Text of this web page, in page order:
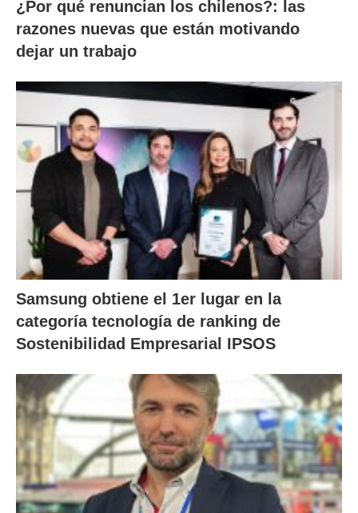
¿Por qué renuncian los chilenos?: las
razones nuevas que están motivando
dejar un trabajo
Samsung obtiene el 1er lugar en la
categoría tecnología de ranking de
Sostenibilidad Empresarial IPSOS